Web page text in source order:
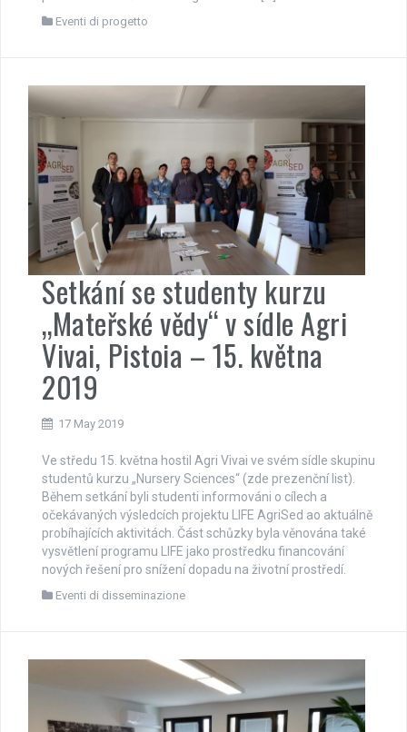
Eventi di progetto
Setkání se studenty kurzu
„Mateřské vědy“ v sídle Agri
Vivai, Pistoia – 15. května
2019
17 May 2019
Ve středu 15. května hostil Agri Vivai ve svém sídle skupinu
studentů kurzu „Nursery Sciences“ (zde prezenční list).
Během setkání byli studenti informováni o cílech a
očekávaných výsledcích projektu LIFE AgriSed ao aktuálně
probíhajících aktivitách. Část schůzky byla věnována také
vysvětlení programu LIFE jako prostředku financování
nových řešení pro snížení dopadu na životní prostředí.
Eventi di disseminazione